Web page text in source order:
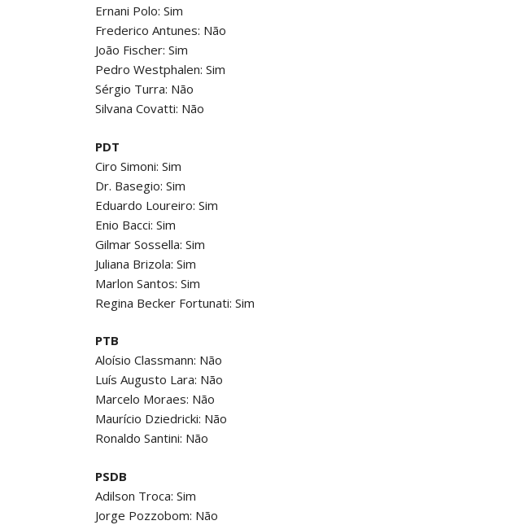
Ernani Polo: Sim
Frederico Antunes: Não
João Fischer: Sim
Pedro Westphalen: Sim
Sérgio Turra: Não
Silvana Covatti: Não
PDT
Ciro Simoni: Sim
Dr. Basegio: Sim
Eduardo Loureiro: Sim
Enio Bacci: Sim
Gilmar Sossella: Sim
Juliana Brizola: Sim
Marlon Santos: Sim
Regina Becker Fortunati: Sim
PTB
Aloísio Classmann: Não
Luís Augusto Lara: Não
Marcelo Moraes: Não
Maurício Dziedricki: Não
Ronaldo Santini: Não
PSDB
Adilson Troca: Sim
Jorge Pozzobom: Não